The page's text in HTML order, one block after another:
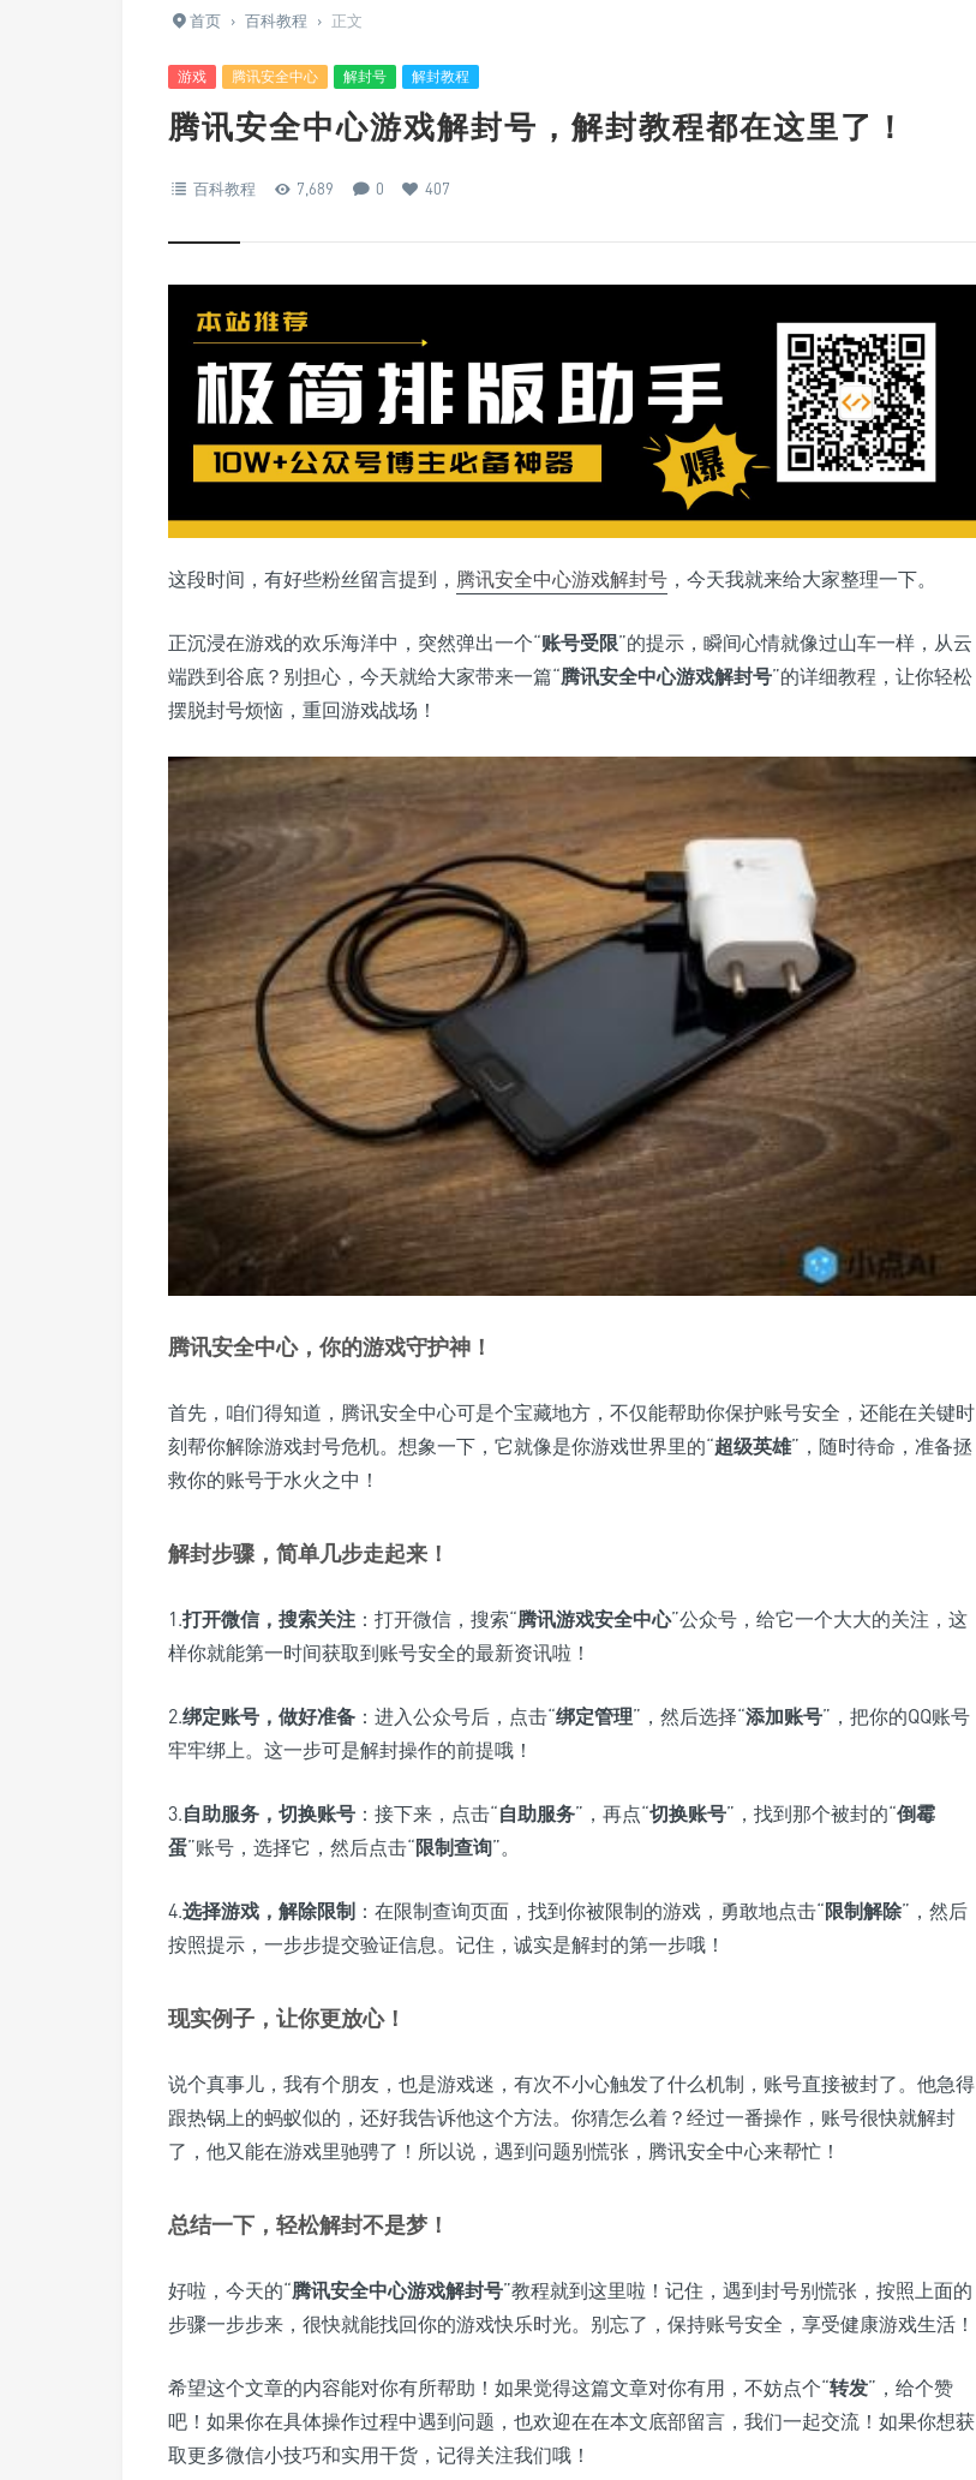
首页 › 百科教程 › 正文
游戏 腾讯安全中心 解封号 解封教程
腾讯安全中心游戏解封号，解封教程都在这里了！
百科教程 7,689 0 407
这段时间，有好些粉丝留言提到， 腾讯安全中心游戏解封号 ，今天我就来给大家整理一下。
正沉浸在游戏的欢乐海洋中，突然弹出一个“账号受限”的提示，瞬间心情就像过山车一样，从云
端跌到谷底？别担心，今天就给大家带来一篇“腾讯安全中心游戏解封号”的详细教程，让你轻松
摆脱封号烦恼，重回游戏战场！
腾讯安全中心，你的游戏守护神！
首先，咱们得知道，腾讯安全中心可是个宝藏地方，不仅能帮助你保护账号安全，还能在关键时
刻帮你解除游戏封号危机。想象一下，它就像是你游戏世界里的“超级英雄”，随时待命，准备拯
救你的账号于水火之中！
解封步骤，简单几步走起来！
1.打开微信，搜索关注 ：打开微信，搜索“腾讯游戏安全中心”公众号，给它一个大大的关注，这
样你就能第一时间获取到账号安全的最新资讯啦！
2.绑定账号，做好准备 ：进入公众号后，点击“绑定管理”，然后选择“添加账号”，把你的QQ账号
牢牢绑上。这一步可是解封操作的前提哦！
3.自助服务，切换账号 ：接下来，点击“自助服务”，再点“切换账号”，找到那个被封的“倒霉
蛋”账号，选择它，然后点击“限制查询”。
4.选择游戏，解除限制 ：在限制查询页面，找到你被限制的游戏，勇敢地点击“限制解除”，然后
按照提示，一步步提交验证信息。记住，诚实是解封的第一步哦！
现实例子，让你更放心！
说个真事儿，我有个朋友，也是游戏迷，有次不小心触发了什么机制，账号直接被封了。他急得
跟热锅上的蚂蚁似的，还好我告诉他这个方法。你猜怎么着？经过一番操作，账号很快就解封
了，他又能在游戏里驰骋了！所以说，遇到问题别慌张，腾讯安全中心来帮忙！
总结一下，轻松解封不是梦！
好啦，今天的“腾讯安全中心游戏解封号”教程就到这里啦！记住，遇到封号别慌张，按照上面的
步骤一步步来，很快就能找回你的游戏快乐时光。别忘了，保持账号安全，享受健康游戏生活！
希望这个文章的内容能对你有所帮助！如果觉得这篇文章对你有用，不妨点个“转发”，给个赞
吧！如果你在具体操作过程中遇到问题，也欢迎在在本文底部留言，我们一起交流！如果你想获
取更多微信小技巧和实用干货，记得关注我们哦！